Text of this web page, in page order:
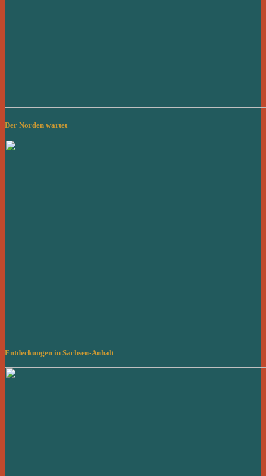
Der Norden wartet
Entdeckungen in Sachsen-Anhalt